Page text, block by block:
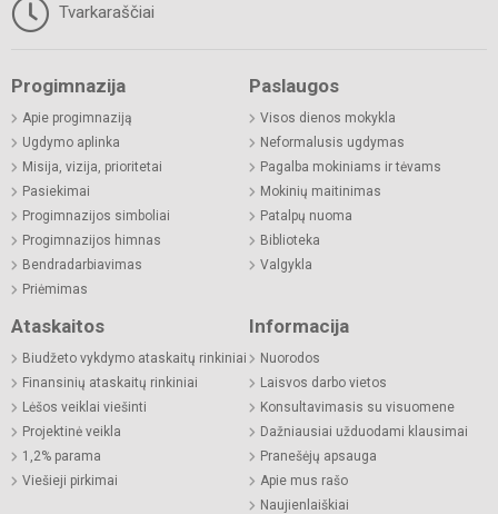
Tvarkaraščiai
Progimnazija
Apie progimnaziją
Ugdymo aplinka
Misija, vizija, prioritetai
Pasiekimai
Progimnazijos simboliai
Progimnazijos himnas
Bendradarbiavimas
Priėmimas
Paslaugos
Visos dienos mokykla
Neformalusis ugdymas
Pagalba mokiniams ir tėvams
Mokinių maitinimas
Patalpų nuoma
Biblioteka
Valgykla
Ataskaitos
Biudžeto vykdymo ataskaitų rinkiniai
Finansinių ataskaitų rinkiniai
Lėšos veiklai viešinti
Projektinė veikla
1,2% parama
Viešieji pirkimai
Informacija
Nuorodos
Laisvos darbo vietos
Konsultavimasis su visuomene
Dažniausiai užduodami klausimai
Pranešėjų apsauga
Apie mus rašo
Naujienlaiškiai